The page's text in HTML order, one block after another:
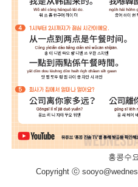
홍콩수
Copyright ⓒ